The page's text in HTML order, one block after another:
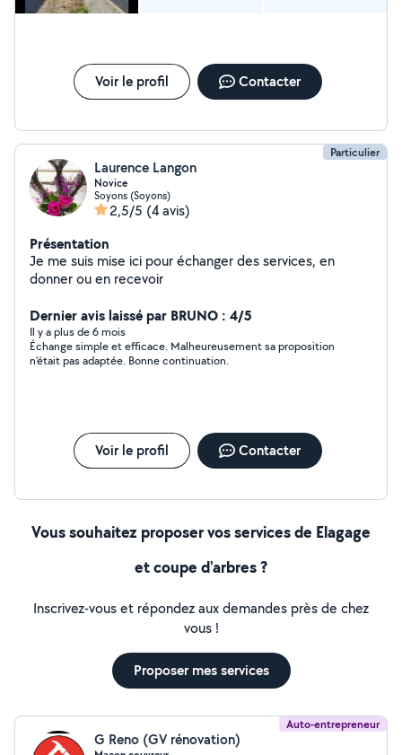
Voir le profil Contacter
Particulier
Laurence Langon
Novice
Soyons (Soyons)
2,5/5 (4 avis)
Présentation
Je me suis mise ici pour échanger des services, en
donner ou en recevoir
Dernier avis laissé par BRUNO : 4/5
Il y a plus de 6 mois
Échange simple et efficace. Malheureusement sa proposition
n'était pas adaptée. Bonne continuation.
Voir le profil Contacter
Vous souhaitez proposer vos services de Elagage
et coupe d'arbres ?
Inscrivez-vous et répondez aux demandes près de chez
vous !
Proposer mes services
Auto-entrepreneur
G Reno (GV rénovation)